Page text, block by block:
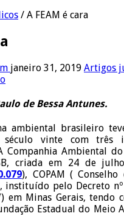
/ A FEAM é cara
janeiro 31, 2019 Artigos
de Bessa Antunes.
ambiental brasileiro
vinte com três
Companhia Ambiental
criada em 24 de
), COPAM (
instituído pelo Decreto
em Minas Gerais, tendo
Estadual do Meio